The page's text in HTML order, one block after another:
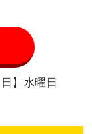
】水曜日